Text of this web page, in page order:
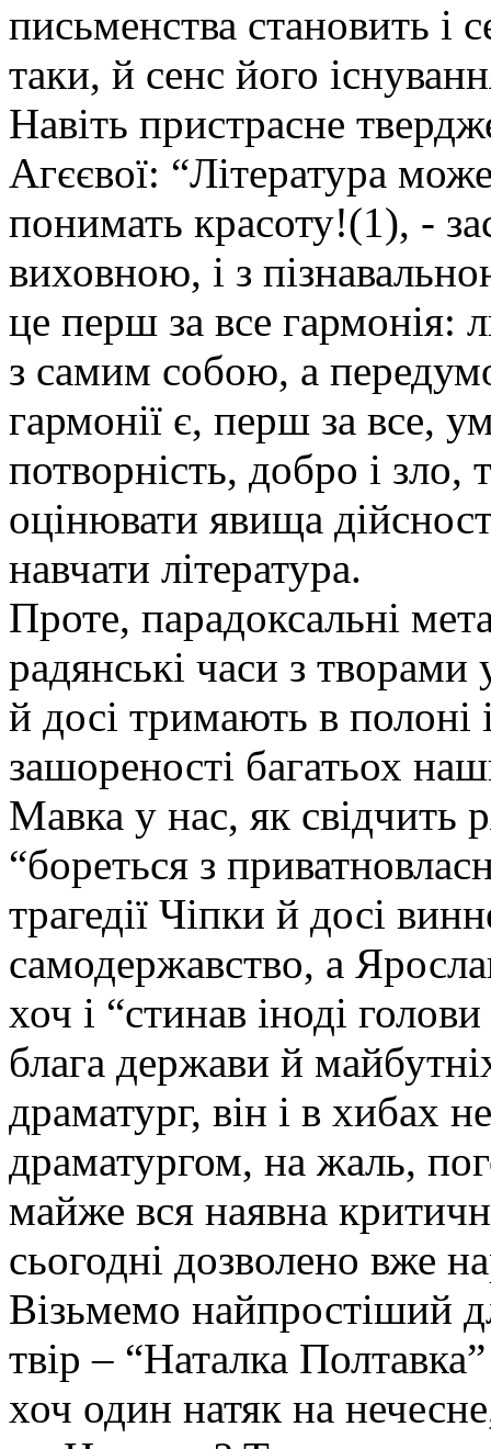
письменства становить і
таки, й сенс його
Навіть пристрасне
Агєєвої: “Література
понимать красоту!(1), -
виховною, і з
це перш за все гармонія:
з самим собою, а
гармонії є, перш за все,
потворність, добро і зло,
оцінювати явища
навчати література.
Проте, парадоксальні
радянські часи з
й досі тримають в полоні
зашореності багатьох
Мавка у нас, як свідчить
“бореться з
трагедії Чіпки й досі
самодержавство, а
хоч і “стинав іноді
блага держави й
драматург, він і в хибах
драматургом, на жаль,
майже вся наявна
сьогодні дозволено вже
Візьмемо найпростіший
твір – “Наталка
хоч один натяк на